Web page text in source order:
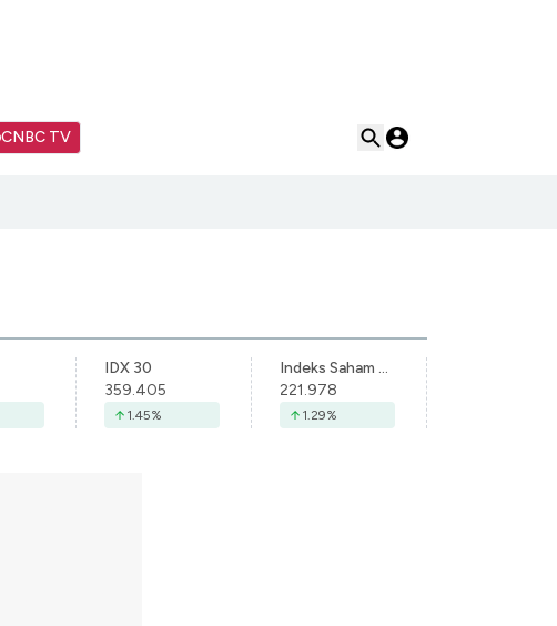
CNBC TV
IDX 30
359.405
1.45%
Indeks Saham Syariah Indonesia
221.978
1.29%